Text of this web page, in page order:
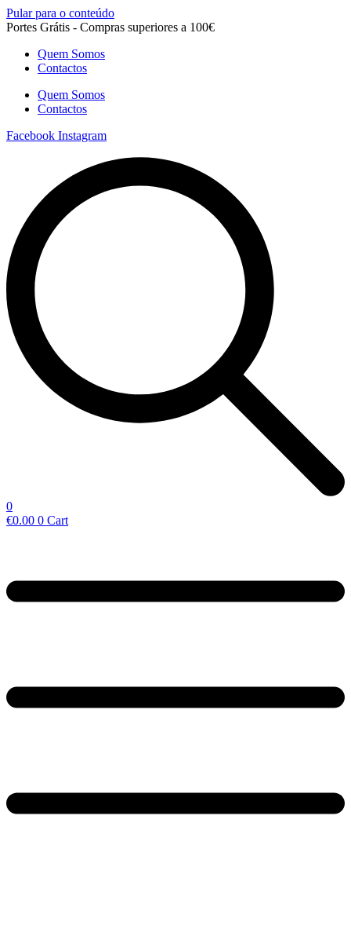
Pular para o conteúdo
Portes Grátis - Compras superiores a 100€
Quem Somos
Contactos
Quem Somos
Contactos
Facebook Instagram
0
€0.00 0 Cart